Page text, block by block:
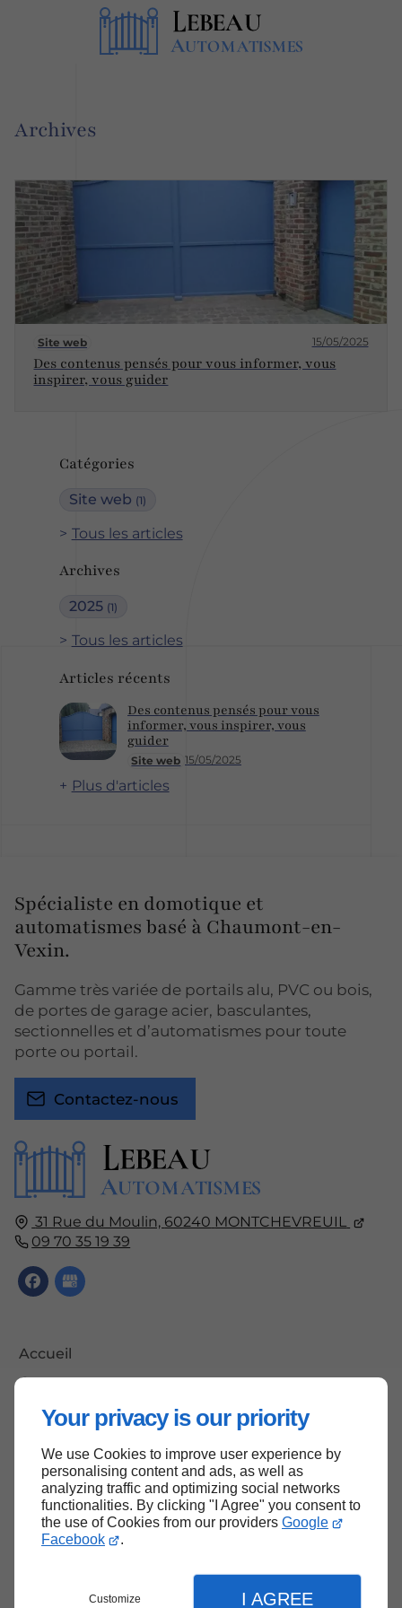
Your privacy is our priority
We use Cookies to improve user experience by
personalising content and ads, as well as
analyzing traffic and optimizing social networks
functionalities. By clicking "I Agree" you consent to
the use of Cookies from our providers Google
Facebook
.
Customize I AGREE
Catégories
Site web (1)
Tous les articles
Archives
2025 (1)
Tous les articles
Articles récents
Site web 15/05/2025
Des contenus pensés pour vous
informer, vous inspirer, vous
guider
Plus d'articles
Archives
Site web 15/05/2025
Des contenus pensés pour vous informer, vous
inspirer, vous guider
31 Rue du Moulin, 60240 MONTCHEVREUIL
09 70 35 19 39
Accueil
Contactez-nous
Mentions légales
Spécialiste en domotique et
automatismes basé à Chaumont-en-
Vexin.
Gamme très variée de portails alu, PVC ou bois,
de portes de garage acier, basculantes,
sectionnelles et d’automatismes pour toute
porte ou portail.
Contactez-nous
Haut de page